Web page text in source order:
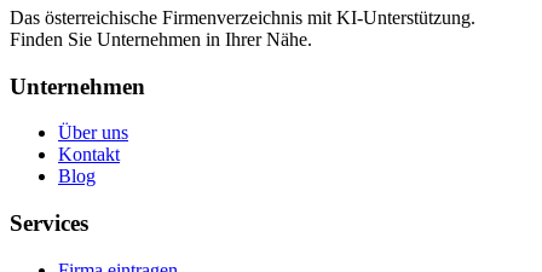
Das österreichische Firmenverzeichnis mit KI-Unterstützung.
Finden Sie Unternehmen in Ihrer Nähe.
Unternehmen
Über uns
Kontakt
Blog
Services